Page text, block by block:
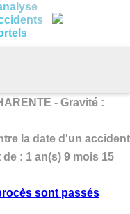
- Gravité :
la date d'un accident
: 1 an(s) 9 mois 15